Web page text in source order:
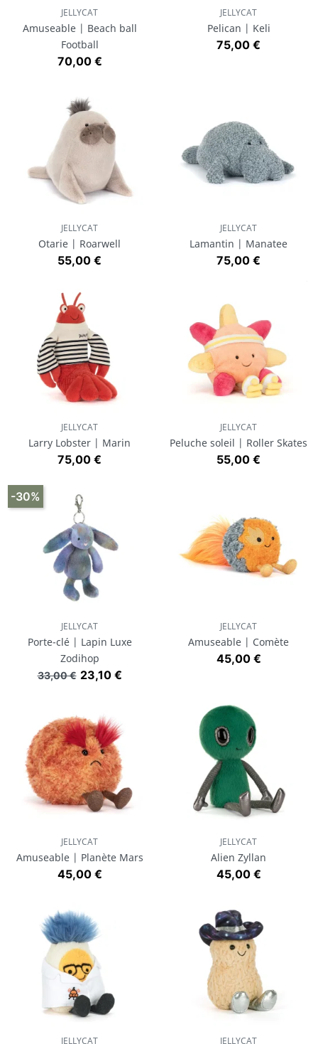
JELLYCAT
Amuseable | Beach ball
Football
Prix
70,00 €
JELLYCAT
Pelican | Keli
Prix
75,00 €
JELLYCAT
Otarie | Roarwell
Prix
55,00 €
JELLYCAT
Lamantin | Manatee
Prix
75,00 €
JELLYCAT
Larry Lobster | Marin
Prix
75,00 €
JELLYCAT
Peluche soleil | Roller Skates
Prix
55,00 €
JELLYCAT
Porte-clé | Lapin Luxe
Zodihop
Prix de base
33,00 € Prix
23,10 €
-30%
JELLYCAT
Amuseable | Comète
Prix
45,00 €
JELLYCAT
Amuseable | Planète Mars
Prix
45,00 €
JELLYCAT
Alien Zyllan
Prix
45,00 €
JELLYCAT JELLYCAT